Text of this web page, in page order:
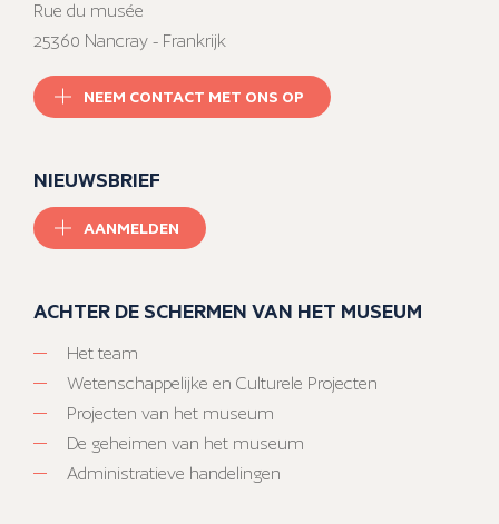
Rue du musée
25360 Nancray - Frankrijk
NEEM CONTACT MET ONS OP
NIEUWSBRIEF
AANMELDEN
ACHTER DE SCHERMEN VAN HET MUSEUM
Het team
Wetenschappelijke en Culturele Projecten
Projecten van het museum
De geheimen van het museum
Administratieve handelingen